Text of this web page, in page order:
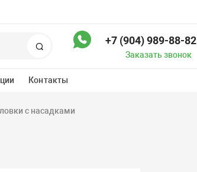
Поиск +7 (904) 989-88-82
Заказать звонок
Контакты
с насадками